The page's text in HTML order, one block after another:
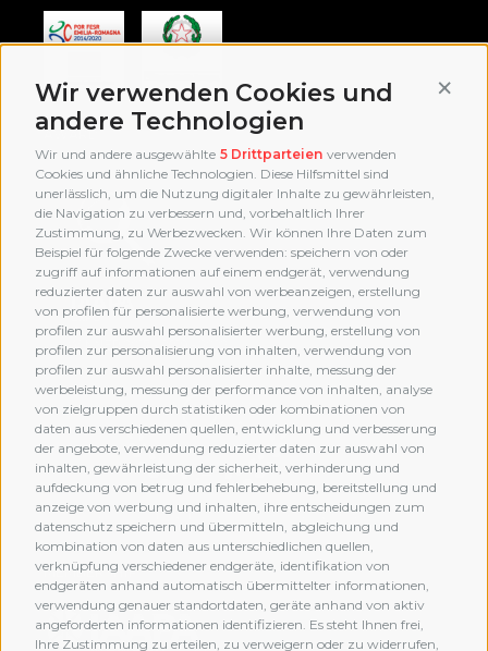
Wir verwenden Cookies und
andere Technologien
Wir und andere ausgewählte 5 Drittparteien verwenden
Cookies und ähnliche Technologien. Diese Hilfsmittel sind
unerlässlich, um die Nutzung digitaler Inhalte zu gewährleisten,
die Navigation zu verbessern und, vorbehaltlich Ihrer
Zustimmung, zu Werbezwecken. Wir können Ihre Daten zum
Beispiel für folgende Zwecke verwenden: speichern von oder
zugriff auf informationen auf einem endgerät, verwendung
reduzierter daten zur auswahl von werbeanzeigen, erstellung
von profilen für personalisierte werbung, verwendung von
profilen zur auswahl personalisierter werbung, erstellung von
profilen zur personalisierung von inhalten, verwendung von
profilen zur auswahl personalisierter inhalte, messung der
werbeleistung, messung der performance von inhalten, analyse
von zielgruppen durch statistiken oder kombinationen von
daten aus verschiedenen quellen, entwicklung und verbesserung
der angebote, verwendung reduzierter daten zur auswahl von
inhalten, gewährleistung der sicherheit, verhinderung und
aufdeckung von betrug und fehlerbehebung, bereitstellung und
anzeige von werbung und inhalten, ihre entscheidungen zum
datenschutz speichern und übermitteln, abgleichung und
kombination von daten aus unterschiedlichen quellen,
verknüpfung verschiedener endgeräte, identifikation von
endgeräten anhand automatisch übermittelter informationen,
verwendung genauer standortdaten, geräte anhand von aktiv
angeforderten informationen identifizieren. Es steht Ihnen frei,
Ihre Zustimmung zu erteilen, zu verweigern oder zu widerrufen,
AWARD
MEMBERSHIP